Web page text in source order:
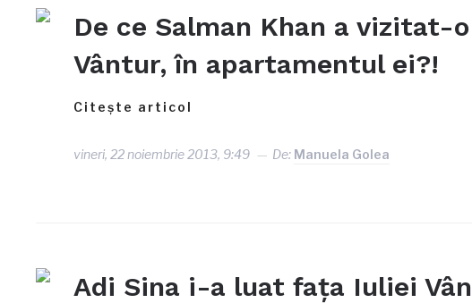
De ce Salman Khan a vizitat-
Vântur, în apartamentul ei?!
Citește articol
vineri, 22 noiembrie 2013, 9:49 De: Manuela Golea
Adi Sina i-a luat faţa Iuliei